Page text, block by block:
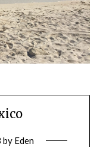
by Eden